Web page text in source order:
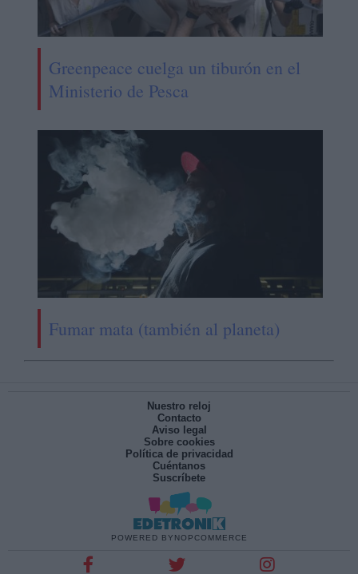
Greenpeace cuelga un tiburón en el
Ministerio de Pesca
Fumar mata (también al planeta)
Nuestro reloj
Contacto
Aviso legal
Sobre cookies
Política de privacidad
Cuéntanos
Suscríbete
POWERED BY NOPCOMMERCE